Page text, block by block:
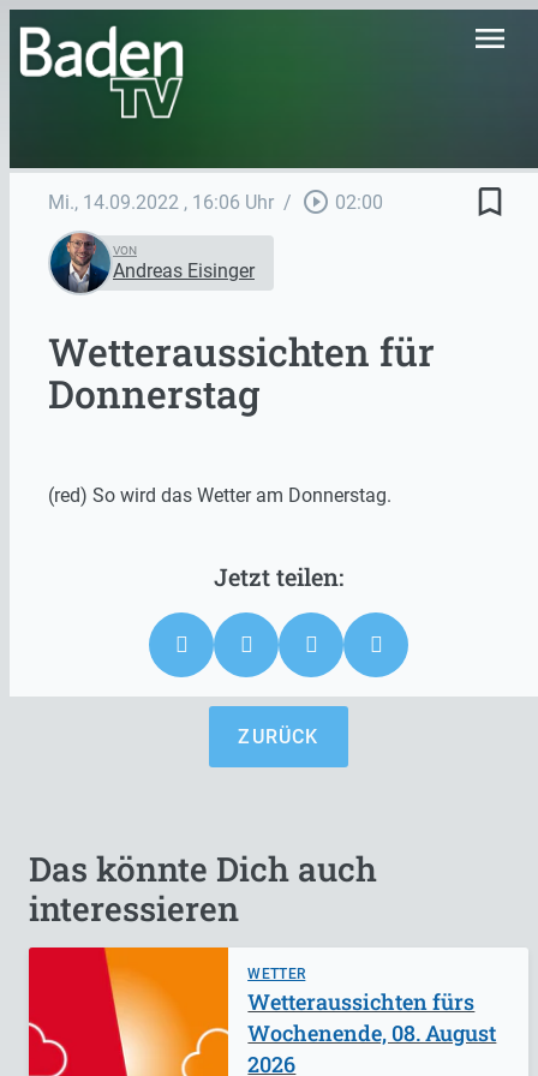
menu
Mi., 14.09.2022 , 16:06 Uhr / play_circle_outline 02:00 bookmark_border
VON
Andreas Eisinger
Wetteraussichten für
Donnerstag
(red) So wird das Wetter am Donnerstag.
ZURÜCK
Das könnte Dich auch
interessieren
WETTER
Wetteraussichten fürs
Wochenende, 08. August
2026